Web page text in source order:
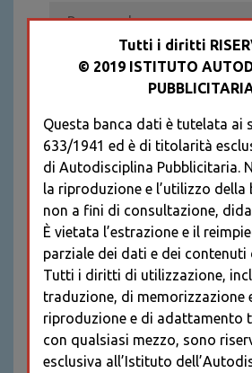
Recupera
REGISTRATI
* I CAMPI
OBBLIGATORI
Tutti i diritti
© 2019 ISTITUTO
Questa banca dati è tutelata ai
633/1941 ed è di titolarità
di Autodisciplina Pubblicitaria.
la riproduzione e l’utilizzo della
non a fini di consultazione,
È vietata l’estrazione e il
parziale dei dati e dei contenuti
Tutti i diritti di utilizzazione,
traduzione, di memorizzazione
riproduzione e di adattamento
con qualsiasi mezzo, sono
esclusiva all’Istituto